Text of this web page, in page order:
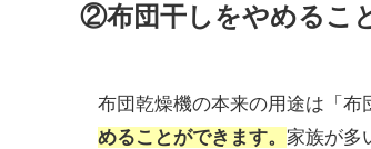
②布団干しをやめるこ
布団乾燥機の本来の用途は「布
めることができます。 家族が多